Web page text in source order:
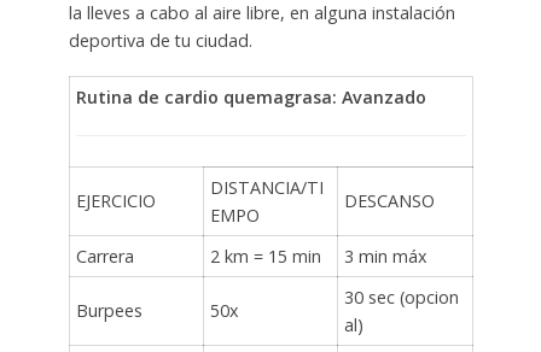
la lleves a cabo al aire libre, en alguna instalación
deportiva de tu ciudad.
Rutina de cardio quemagrasa: Avanzado
EJERCICIO
DISTANCIA/TI
EMPO
DESCANSO
Carrera 2 km = 15 min 3 min máx
Burpees 50x
30 sec (opcion
al)